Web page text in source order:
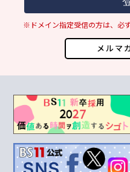
メルマ
※ドメイン指定受信の方は、必